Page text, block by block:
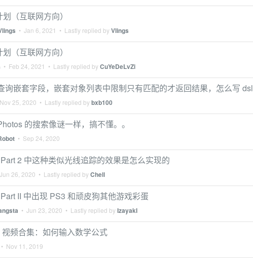
（互联网方向）
• Jan 6, 2021 • Lastly replied byVlings
（互联网方向）
• Feb 24, 2021 • Lastly replied byCuYeDeLvZi
询嵌套字段，嵌套对象列表中限制只有匹配的才返回结果，怎么写 dsl
Nov 25, 2020 • Lastly replied bybxb100
的搜索像谜一样，搞不懂。。
• Sep 24, 2020
2 中这种类似光线追踪的效果是怎么实现的
Jun 26, 2020 • Lastly replied byChell
II 中出现 PS3 和顽皮狗其他游戏彩蛋
• Jun 23, 2020 • Lastly replied byIzayakI
频合集：如何输入数学公式
• Nov 11, 2019